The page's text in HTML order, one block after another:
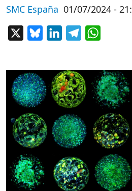
SMC España 01/07/2024 -
BlueskyLinkedInTelegram